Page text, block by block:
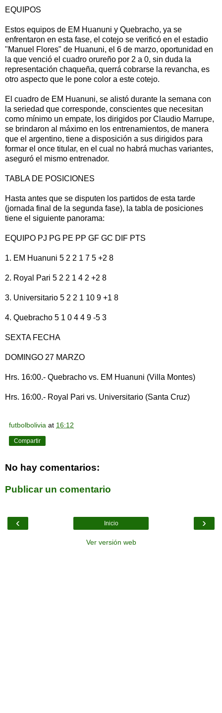
EQUIPOS
Estos equipos de EM Huanuni y Quebracho, ya se
enfrentaron en esta fase, el cotejo se verificó en el estadio
"Manuel Flores" de Huanuni, el 6 de marzo, oportunidad en
la que venció el cuadro orureño por 2 a 0, sin duda la
representación chaqueña, querrá cobrarse la revancha, es
otro aspecto que le pone color a este cotejo.
El cuadro de EM Huanuni, se alistó durante la semana con
la seriedad que corresponde, conscientes que necesitan
como mínimo un empate, los dirigidos por Claudio Marrupe,
se brindaron al máximo en los entrenamientos, de manera
que el argentino, tiene a disposición a sus dirigidos para
formar el once titular, en el cual no habrá muchas variantes,
aseguró el mismo entrenador.
TABLA DE POSICIONES
Hasta antes que se disputen los partidos de esta tarde
(jornada final de la segunda fase), la tabla de posiciones
tiene el siguiente panorama:
EQUIPO PJ PG PE PP GF GC DIF PTS
1. EM Huanuni 5 2 2 1 7 5 +2 8
2. Royal Pari 5 2 2 1 4 2 +2 8
3. Universitario 5 2 2 1 10 9 +1 8
4. Quebracho 5 1 0 4 4 9 -5 3
SEXTA FECHA
DOMINGO 27 MARZO
Hrs. 16:00.- Quebracho vs. EM Huanuni (Villa Montes)
Hrs. 16:00.- Royal Pari vs. Universitario (Santa Cruz)
futbolbolivia at 16:12
Compartir
No hay comentarios:
Publicar un comentario
‹ ›
Inicio
Ver versión web